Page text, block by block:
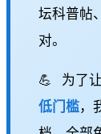
坛科普帖
对。
💪 为了
低门槛，